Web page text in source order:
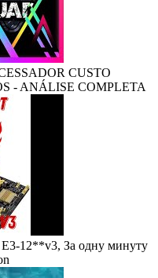
CUSTO
- ANÁLISE COMPLETA
12**v3, За одну минуту